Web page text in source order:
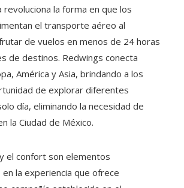
la forma en que los
el transporte aéreo al
de vuelos en menos de 24 horas
de destinos. Redwings conecta
América y Asia, brindando a los
de explorar diferentes
día, eliminando la necesidad de
la Ciudad de México.
el confort son elementos
la experiencia que ofrece